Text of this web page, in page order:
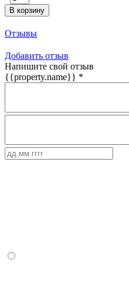
В корзину
Отзывы
Добавить отзыв
Напишите свой отзыв
{{property.name}} *